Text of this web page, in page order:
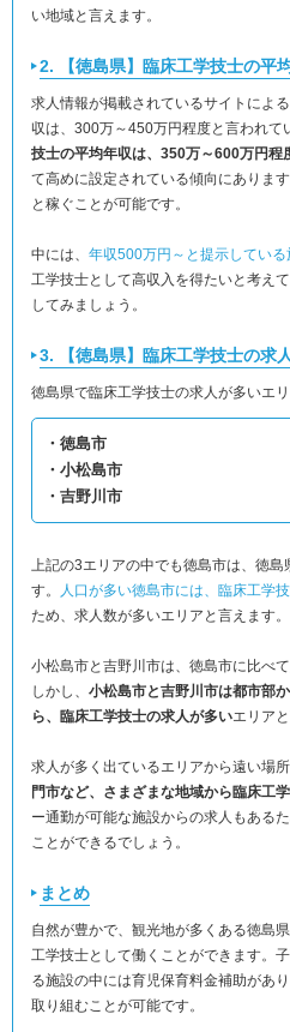
い地域と言えます。
2. 【徳島県】臨床工学技士の平
求人情報が掲載されているサイトによ
収は、300万～450万円程度と言われて
技士の平均年収は、350万～600万円程
て高めに設定されている傾向にありま
と稼ぐことが可能です。
中には、 年収500万円～と提示してい
工学技士として高収入を得たいと考え
してみましょう。
3. 【徳島県】臨床工学技士の求
徳島県で臨床工学技士の求人が多いエ
・徳島市
・小松島市
・吉野川市
上記の3エリアの中でも徳島市は、徳
す。
人口が多い徳島市には、臨床工学
ため、求人数が多いエリアと言えます。
小松島市と吉野川市は、徳島市に比べ
しかし、 小松島市と吉野川市は都市部
ら、臨床工学技士の求人が多いエリア
求人が多く出ているエリアから遠い場
門市など、さまざまな地域から臨床工
ー通勤が可能な施設からの求人もある
ことができるでしょう。
まとめ
自然が豊かで、観光地が多くある徳島
工学技士として働くことができます。
る施設の中には育児保育料金補助があ
取り組むことが可能です。